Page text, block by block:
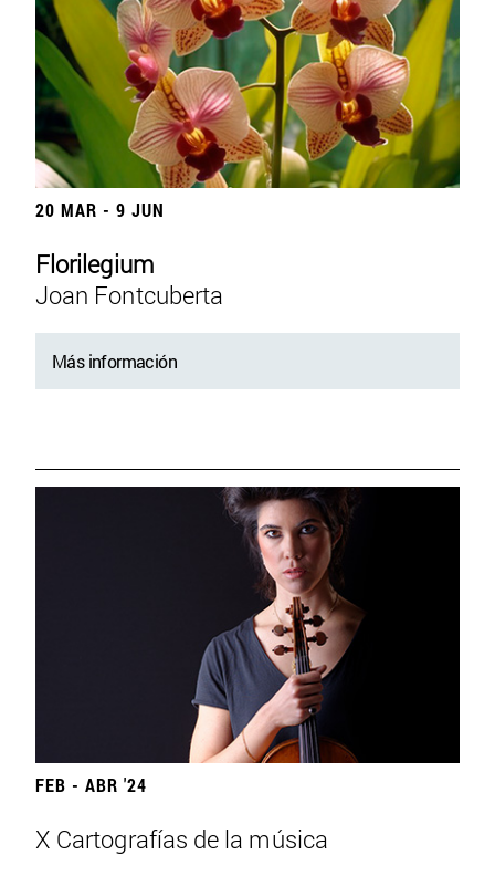
20 MAR - 9 JUN
Florilegium
Joan Fontcuberta
Más información
FEB - ABR '24
X Cartografías de la música